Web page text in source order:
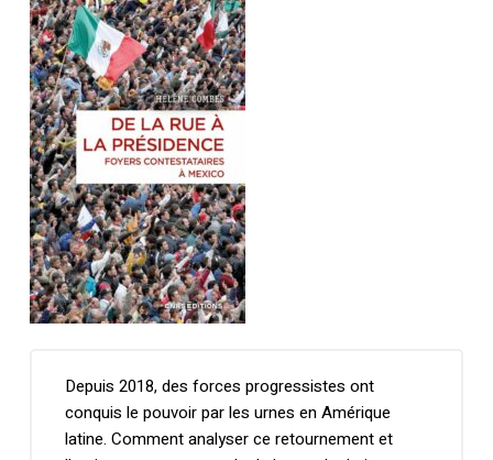
Depuis 2018, des forces progressistes ont
conquis le pouvoir par les urnes en Amérique
latine. Comment analyser ce retournement et